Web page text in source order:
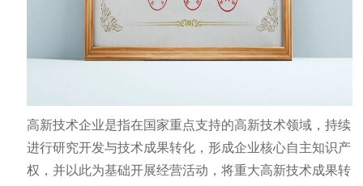
高新技术企业是指在国家重点支持的高新技术领域，持续
进行研究开发与技术成果转化，形成企业核心自主知识产
权，并以此为基础开展经营活动，将重大高新技术成果转